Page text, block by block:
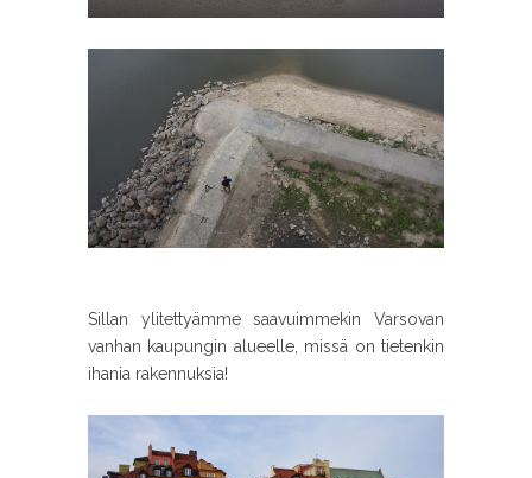
Sillan ylitettyämme saavuimmekin Varsovan
vanhan kaupungin alueelle, missä on tietenkin
ihania rakennuksia!